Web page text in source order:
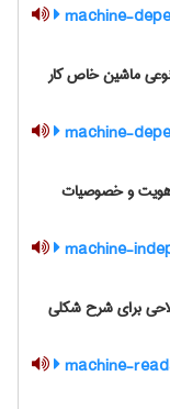
machine-
ماشین خاص کار
machine-
هویت و خصوصیات
machine-
برای شرح شکلی
machine-